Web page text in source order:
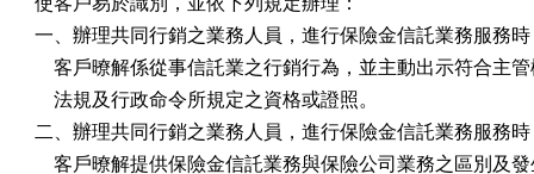
一、辦理共同行銷之業務人員，進行保險金信託業務服務
客戶暸解係從事信託業之行銷行為，並主動出示符合主
    法規及行政命令所規定之資格或證照。
二、辦理共同行銷之業務人員，進行保險金信託業務服務
客戶暸解提供保險金信託業務與保險公司業務之區別及